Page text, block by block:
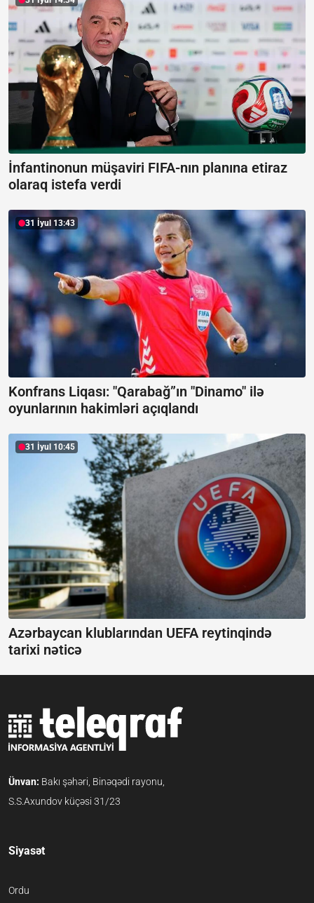
İnfantinonun müşaviri FIFA-nın planına etiraz
olaraq istefa verdi
31 İyul 13:43
Konfrans Liqası: "Qarabağ”ın "Dinamo" ilə
oyunlarının hakimləri açıqlandı
31 İyul 10:45
Azərbaycan klublarından UEFA reytinqində
tarixi nəticə
Ünvan: Bakı şəhəri, Binəqədi rayonu,
S.S.Axundov küçəsi 31/23
Siyasət
Ordu